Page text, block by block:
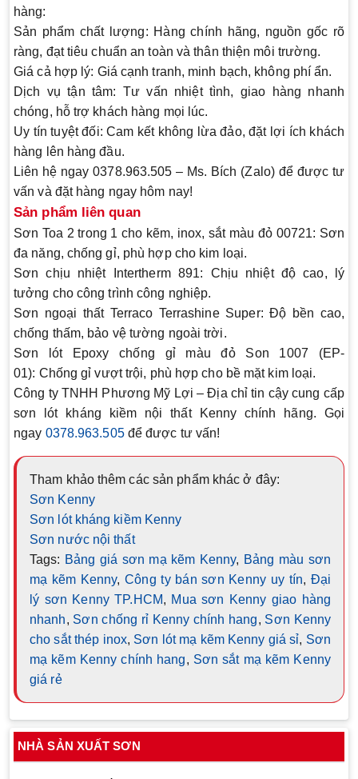
hàng:
Sản phẩm chất lượng: Hàng chính hãng, nguồn gốc rõ
ràng, đạt tiêu chuẩn an toàn và thân thiện môi trường.
Giá cả hợp lý: Giá cạnh tranh, minh bạch, không phí ẩn.
Dịch vụ tận tâm: Tư vấn nhiệt tình, giao hàng nhanh
chóng, hỗ trợ khách hàng mọi lúc.
Uy tín tuyệt đối: Cam kết không lừa đảo, đặt lợi ích khách
hàng lên hàng đầu.
Liên hệ ngay0378.963.505 – Ms. Bích (Zalo)để được tư
vấn và đặt hàng ngay hôm nay!
Sản phẩm liên quan
Sơn Toa 2 trong 1 cho kẽm, inox, sắt màu đỏ 00721: Sơn
đa năng, chống gỉ, phù hợp cho kim loại.
Sơn chịu nhiệt Intertherm 891: Chịu nhiệt độ cao, lý
tưởng cho công trình công nghiệp.
Sơn ngoại thất Terraco Terrashine Super: Độ bền cao,
chống thấm, bảo vệ tường ngoài trời.
Sơn lót Epoxy chống gỉ màu đỏ Son 1007 (EP-
01): Chống gỉ vượt trội, phù hợp cho bề mặt kim loại.
Công ty TNHH Phương Mỹ Lợi – Địa chỉ tin cậy cung cấp
sơn lót kháng kiềm nội thất Kenny chính hãng. Gọi
ngay 0378.963.505để được tư vấn!
Tham khảo thêm các sản phẩm khác ở đây:
Sơn Kenny
Sơn lót kháng kiềm Kenny
Sơn nước nội thất
Tags: Bảng giá sơn mạ kẽm Kenny, Bảng màu sơn
mạ kẽm Kenny,Công ty bán sơn Kenny uy tín, Đại
lý sơn Kenny TP.HCM, Mua sơn Kenny giao hàng
nhanh, Sơn chống rỉ Kenny chính hang, Sơn Kenny
cho sắt thép inox, Sơn lót mạ kẽm Kenny giá sỉ, Sơn
mạ kẽm Kenny chính hang, Sơn sắt mạ kẽm Kenny
giá rẻ
NHÀ SẢN XUẤT SƠN